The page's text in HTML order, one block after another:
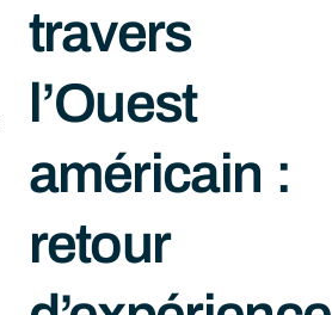
travers
l’Ouest
américain :
retour